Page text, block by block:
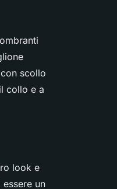
scollo
collo e a
look e
un